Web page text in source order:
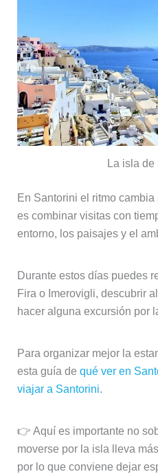
La isla de
En Santorini el ritmo
es combinar visitas con
entorno, los paisajes y el
Durante estos días puedes
Fira o Imerovigli, descubrir
hacer alguna excursión por
Para organizar mejor la
esta guía de qué ver en
viajar a Santorini.
👉 Aquí es importante no
moverse por la isla lleva
por lo que conviene dejar